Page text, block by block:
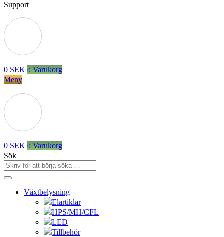
Support
0 SEK 0 Varukorg
Meny
0 SEK 0 Varukorg
Sök
Växtbelysning
Elartiklar
HPS/MH/CFL
LED
Tillbehör